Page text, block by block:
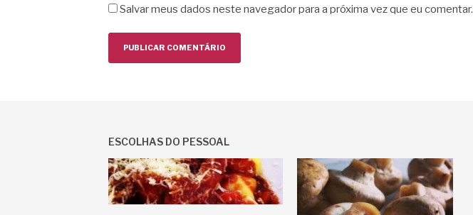
Salvar meus dados neste navegador para a próxima vez que eu comentar.
ESCOLHAS DO PESSOAL